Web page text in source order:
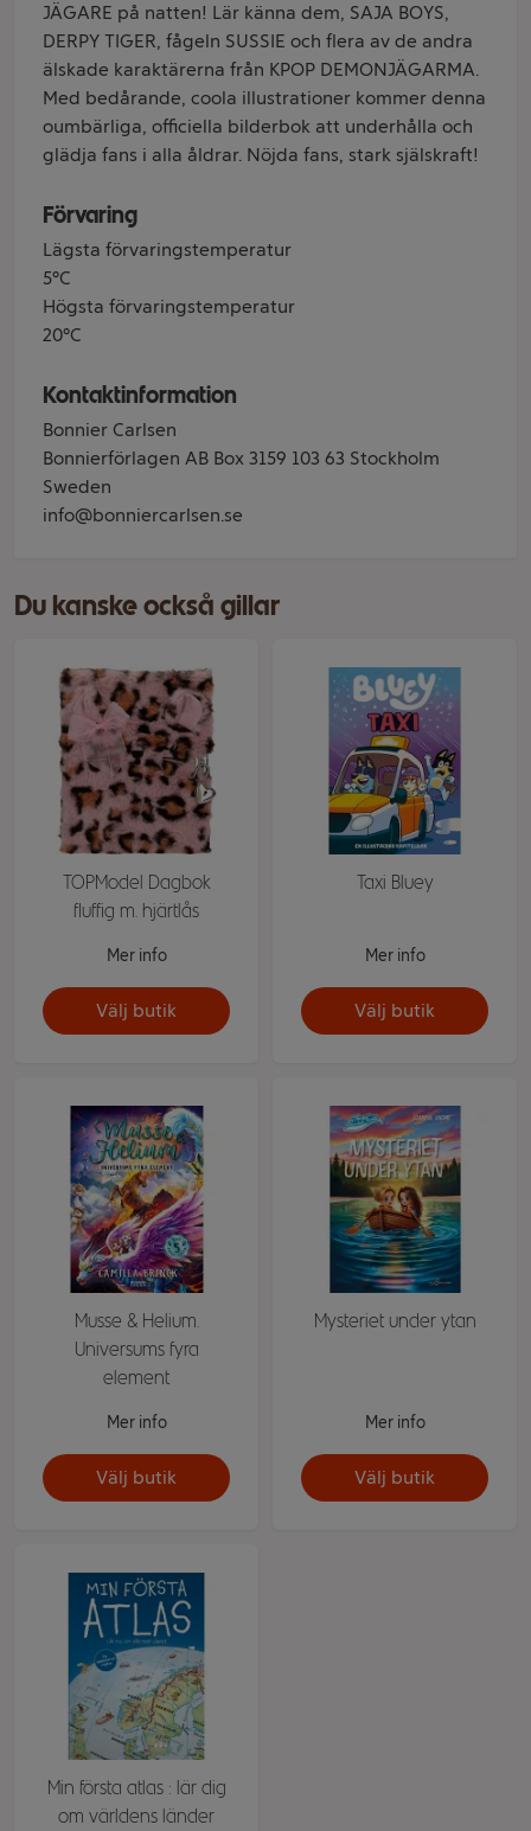
JÄGARE på natten! Lär känna dem, SAJA BOYS,
DERPY TIGER, fågeln SUSSIE och flera av de andra
älskade karaktärerna från KPOP DEMONJÄGARMA.
Med bedårande, coola illustrationer kommer denna
oumbärliga, officiella bilderbok att underhålla och
glädja fans i alla åldrar. Nöjda fans, stark själskraft!
Förvaring
Lägsta förvaringstemperatur
5°C
Högsta förvaringstemperatur
20°C
Kontaktinformation
Bonnier Carlsen
Bonnierförlagen AB Box 3159 103 63 Stockholm
Sweden
info@bonniercarlsen.se
Du kanske också gillar
TOPModel Dagbok
fluffig m. hjärtlås
Mer info
Välj butik
Taxi Bluey
Mer info
Välj butik
Musse & Helium.
Universums fyra
element
Mer info
Välj butik
Mysteriet under ytan
Mer info
Välj butik
Min första atlas : lär dig
om världens länder